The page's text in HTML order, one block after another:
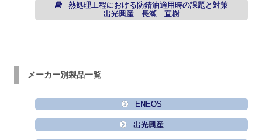
熱処理工程における防錆油適用時の課題と対策
出光興産 長瀬 直樹
メーカー別製品一覧
ENEOS
出光興産